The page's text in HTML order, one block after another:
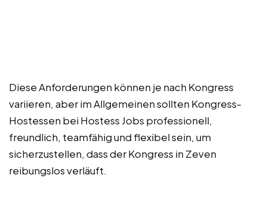
Diese Anforderungen können je nach Kongress
variieren, aber im Allgemeinen sollten Kongress-
Hostessen bei Hostess Jobs professionell,
freundlich, teamfähig und flexibel sein, um
sicherzustellen, dass der Kongress in Zeven
reibungslos verläuft.